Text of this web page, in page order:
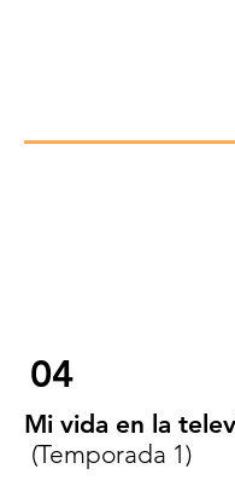
04
Mi vida en la
(Temporada 1)